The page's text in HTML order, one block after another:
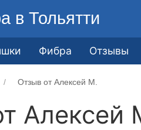
в Тольятти
Фибра Отзывы
Отзыв от Алексей М.
Алексей